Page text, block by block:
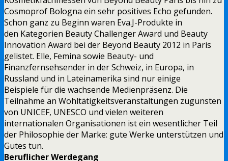
Cosmoprof Bologna ein sehr positives Echo gefunden.
Schon ganz zu Beginn waren Eva.J-Produkte in
den Kategorien Beauty Challenger Award und Beauty
Innovation Award bei der Beyond Beauty 2012 in Paris
gelistet. Elle, Femina sowie Beauty- und
Finanzfernsehsender in der Schweiz, in Europa, in
Russland und in Lateinamerika sind nur einige
Beispiele für die wachsende Medienpräsenz. Die
Teilnahme an Wohltätigkeitsveranstaltungen zugunsten
von UNICEF, UNESCO und vielen weiteren
internationalen Organisationen ist ein wesentlicher Teil
der Philosophie der Marke: gute Werke unterstützen und
Gutes tun.
Beruflicher Werdegang